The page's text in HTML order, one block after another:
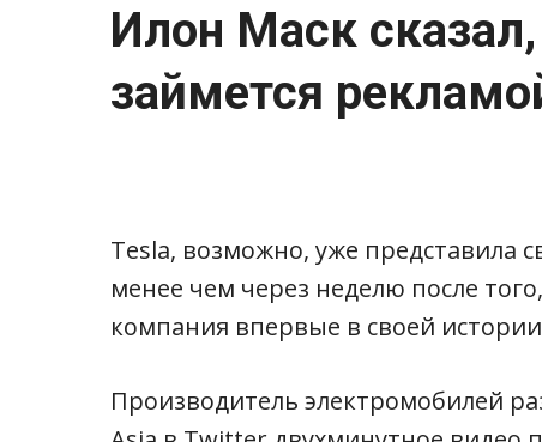
Илон Маск сказал,
займется
Tesla, возможно, уже представила
менее чем через неделю после
компания впервые в своей
Производитель электромобилей